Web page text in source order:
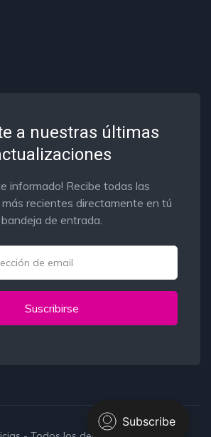
a nuestras últimas
informado! Recibe todas las
recientes directamente en tú
bandeja de entrada.
Suscribirse